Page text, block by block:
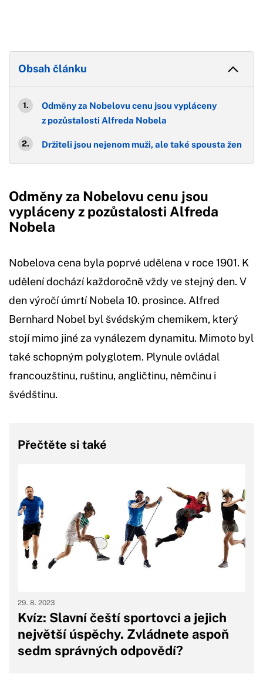
Obsah článku
Odměny za Nobelovu cenu jsou vypláceny
z pozůstalosti Alfreda Nobela
Držiteli jsou nejenom muži, ale také spousta žen
Odměny za Nobelovu cenu jsou
vypláceny z pozůstalosti Alfreda
Nobela
Nobelova cena byla poprvé udělena v roce 1901. K
udělení dochází každoročně vždy ve stejný den. V
den výročí úmrtí Nobela 10. prosince. Alfred
Bernhard Nobel byl švédským chemikem, který
stojí mimo jiné za vynálezem dynamitu. Mimoto byl
také schopným polyglotem. Plynule ovládal
francouzštinu, ruštinu, angličtinu, němčinu i
švédštinu.
Přečtěte si také
Kvíz: Slavní čeští sportovci a jejich
největší úspěchy. Zvládnete aspoň
sedm správných odpovědí?
29. 8. 2023